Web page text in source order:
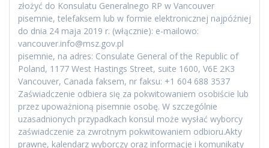
złożyć do Konsulatu Generalnego RP w Vancouver
pisemnie, telefaksem lub w formie elektronicznej najpóźniej
do dnia 24 maja 2019 r. (włącznie): e-mailowo:
vancouver.info@msz.gov.pl
pisemnie, na adres: Consulate General of the Republic of
Poland, 1177 West Hastings Street, suite 1600, V6E 2K3
Vancouver, Canada faksem, nr faksu: +1 604 688 3537
Zaświadczenie odbiera się za pokwitowaniem osobiście lub
przez upoważnioną pisemnie osobę. W szczególnie
uzasadnionych przypadkach konsul może wysłać wyborcy
zaświadczenie za zwrotnym pokwitowaniem odbioru.Akty
prawne, kalendarz wyborczy oraz informacje i komunikaty